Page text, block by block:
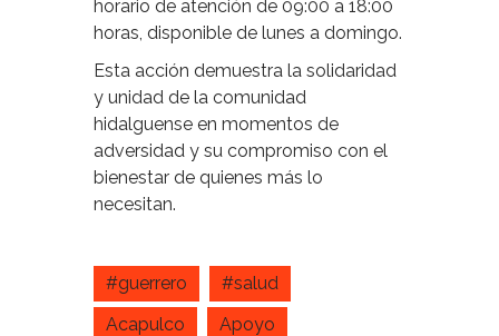
horario de atención de 09:00 a 18:00
horas, disponible de lunes a domingo.
Esta acción demuestra la solidaridad
y unidad de la comunidad
hidalguense en momentos de
adversidad y su compromiso con el
bienestar de quienes más lo
necesitan.
#guerrero
#salud
Acapulco
Apoyo